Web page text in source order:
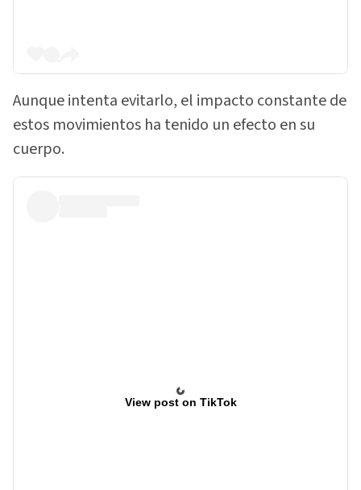
Aunque intenta evitarlo, el impacto constante de
estos movimientos ha tenido un efecto en su
cuerpo.
View post on TikTok